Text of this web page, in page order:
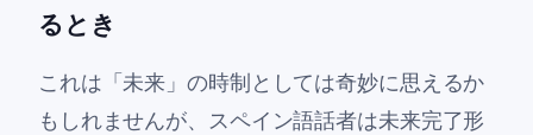
るとき
これは「未来」の時制としては奇妙に思えるか
もしれませんが、スペイン語話者は未来完了形